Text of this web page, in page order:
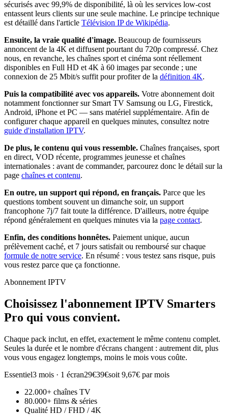
sécurisés avec 99,9% de disponibilité, là où les services low-cost
entassent leurs clients sur une seule machine. Le principe technique
est détaillé dans l'article Télévision IP de Wikipédia.
Ensuite, la vraie qualité d'image. Beaucoup de fournisseurs
annoncent de la 4K et diffusent pourtant du 720p compressé. Chez
nous, en revanche, les chaînes sport et cinéma sont réellement
disponibles en Full HD et 4K à 60 images par seconde ; une
connexion de 25 Mbit/s suffit pour profiter de la définition 4K.
Puis la compatibilité avec vos appareils. Votre abonnement doit
notamment fonctionner sur Smart TV Samsung ou LG, Firestick,
Android, iPhone et PC — sans matériel supplémentaire. Afin de
configurer chaque appareil en quelques minutes, consultez notre
guide d'installation IPTV.
De plus, le contenu qui vous ressemble. Chaînes françaises, sport
en direct, VOD récente, programmes jeunesse et chaînes
internationales : avant de commander, parcourez donc le détail sur la
page chaînes et contenu.
En outre, un support qui répond, en français. Parce que les
questions tombent souvent un dimanche soir, un support
francophone 7j/7 fait toute la différence. D'ailleurs, notre équipe
répond généralement en quelques minutes via la page contact.
Enfin, des conditions honnêtes. Paiement unique, aucun
prélèvement caché, et 7 jours satisfait ou remboursé sur chaque
formule de notre service. En résumé : vous testez sans risque, puis
vous restez parce que ça fonctionne.
Abonnement IPTV
Choisissez l'abonnement IPTV Smarters
Pro qui vous convient.
Chaque pack inclut, en effet, exactement le même contenu complet.
Seules la durée et le nombre d'écrans changent : autrement dit, plus
vous vous engagez longtemps, moins le mois vous coûte.
Essentiel3 mois · 1 écran29€39€soit 9,67€ par mois
22.000+ chaînes TV
80.000+ films & séries
Qualité HD / FHD / 4K